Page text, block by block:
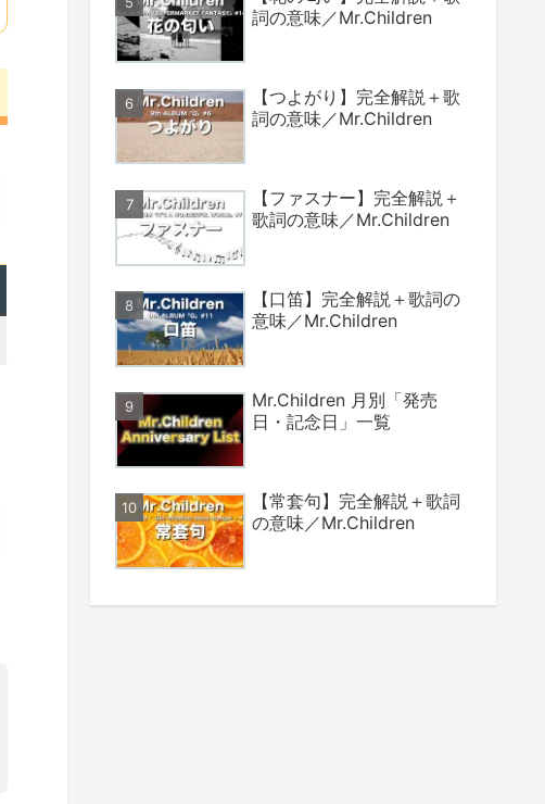
詞の意味／Mr.Children
【つよがり】完全解説＋歌
詞の意味／Mr.Children
【ファスナー】完全解説＋
歌詞の意味／Mr.Children
【口笛】完全解説＋歌詞の
意味／Mr.Children
Mr.Children 月別「発売
日・記念日」一覧
【常套句】完全解説＋歌詞
の意味／Mr.Children